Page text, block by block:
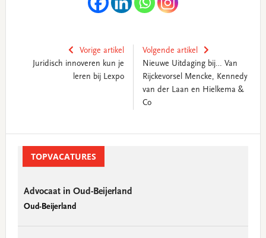
Vorige artikel
Juridisch innoveren kun je
leren bij Lexpo
Volgende artikel
Nieuwe Uitdaging bij… Van
Rijckevorsel Mencke, Kennedy
van der Laan en Hielkema &
Co
SidebarTOPVACATURES
Advocaat in Oud-Beijerland
Oud-Beijerland